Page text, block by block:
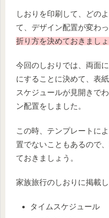
しおりを印刷して、どの
て、デザイン配置が変わっ
折り方を決めておきましょ
今回のしおりでは、両面
にすることに決めて、表
スケジュールが見開きで
ン配置をしました。
この時、テンプレートに
置でないこともあるので
ておきましょう。
家族旅行のしおりに掲載
タイムスケジュール